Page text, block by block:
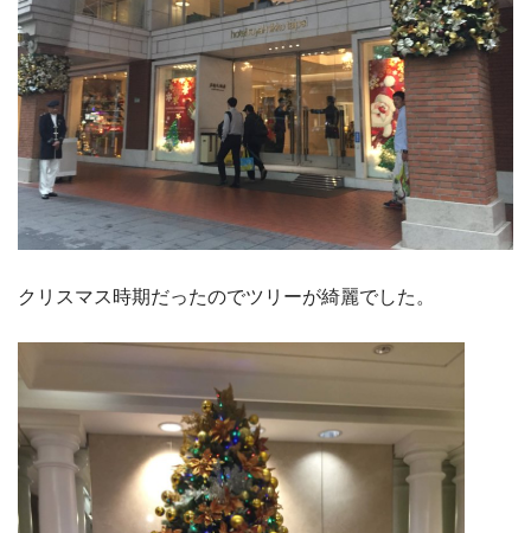
クリスマス時期だったのでツリーが綺麗でした。